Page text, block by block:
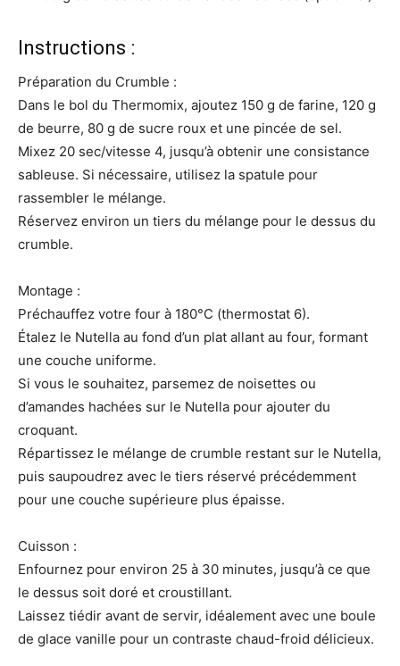
Instructions :
Préparation du Crumble :
Dans le bol du Thermomix, ajoutez 150 g de farine, 120 g
de beurre, 80 g de sucre roux et une pincée de sel.
Mixez 20 sec/vitesse 4, jusqu’à obtenir une consistance
sableuse. Si nécessaire, utilisez la spatule pour
rassembler le mélange.
Réservez environ un tiers du mélange pour le dessus du
crumble.
Montage :
Préchauffez votre four à 180°C (thermostat 6).
Étalez le Nutella au fond d’un plat allant au four, formant
une couche uniforme.
Si vous le souhaitez, parsemez de noisettes ou
d’amandes hachées sur le Nutella pour ajouter du
croquant.
Répartissez le mélange de crumble restant sur le Nutella,
puis saupoudrez avec le tiers réservé précédemment
pour une couche supérieure plus épaisse.
Cuisson :
Enfournez pour environ 25 à 30 minutes, jusqu’à ce que
le dessus soit doré et croustillant.
Laissez tiédir avant de servir, idéalement avec une boule
de glace vanille pour un contraste chaud-froid délicieux.